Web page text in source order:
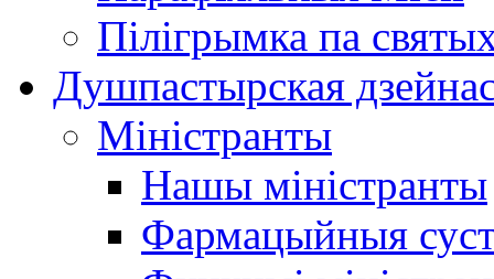
Пілігрымка па
Душпастырская
Міністранты
Нашы міністранты
Фармацыйныя